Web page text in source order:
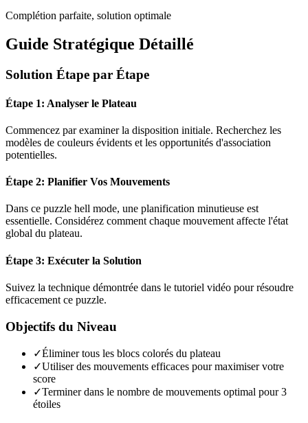
Complétion parfaite, solution optimale
Guide Stratégique Détaillé
Solution Étape par Étape
Étape 1: Analyser le Plateau
Commencez par examiner la disposition initiale. Recherchez les
modèles de couleurs évidents et les opportunités d'association
potentielles.
Étape 2: Planifier Vos Mouvements
Dans ce puzzle hell mode, une planification minutieuse est
essentielle. Considérez comment chaque mouvement affecte l'état
global du plateau.
Étape 3: Exécuter la Solution
Suivez la technique démontrée dans le tutoriel vidéo pour résoudre
efficacement ce puzzle.
Objectifs du Niveau
✓Éliminer tous les blocs colorés du plateau
✓Utiliser des mouvements efficaces pour maximiser votre
score
✓Terminer dans le nombre de mouvements optimal pour 3
étoiles